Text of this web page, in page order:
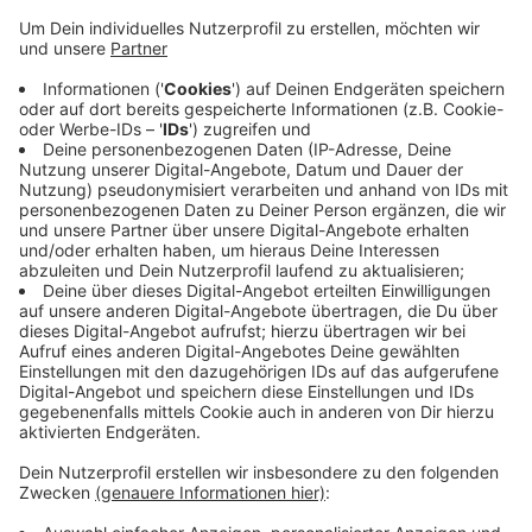
Anzeige
Neben Mönchengladbach waren die Ermittler auch in
Krefeld und in den Kreisen Viersen und Neuss
unterwegs. Im Fokus waren unter anderem Friseure,
Tankstellen und Sonennstudios, aber auch
Blumenläden. Ziel der Kontrollen war es,
Schwarzarbeit und schlechte Arbeitsbedingungen
aufzudecken. Außerdem sollte überprüft werden, ob
die Unternehmen den gesetzlichen Mindestlohn
einhalten.
Anzeige